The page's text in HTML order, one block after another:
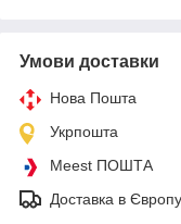
Умови доставки
Нова Пошта
Укрпошта
Meest ПОШТА
Доставка в Європу